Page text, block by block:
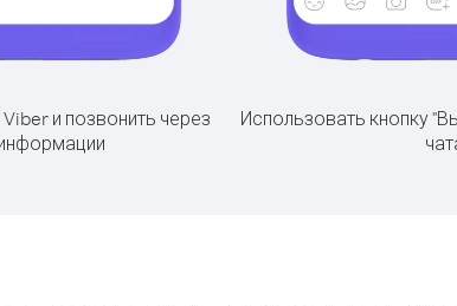
и позвонить через
Использовать кнопку